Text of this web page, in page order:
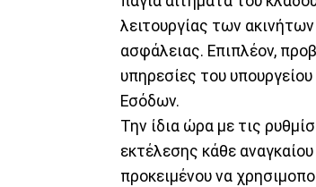
λειτουργίας των
ασφάλειας. Επιπλέον,
υπηρεσίες του
Εσόδων.
Την ίδια ώρα με τις
εκτέλεσης κάθε
προκειμένου να